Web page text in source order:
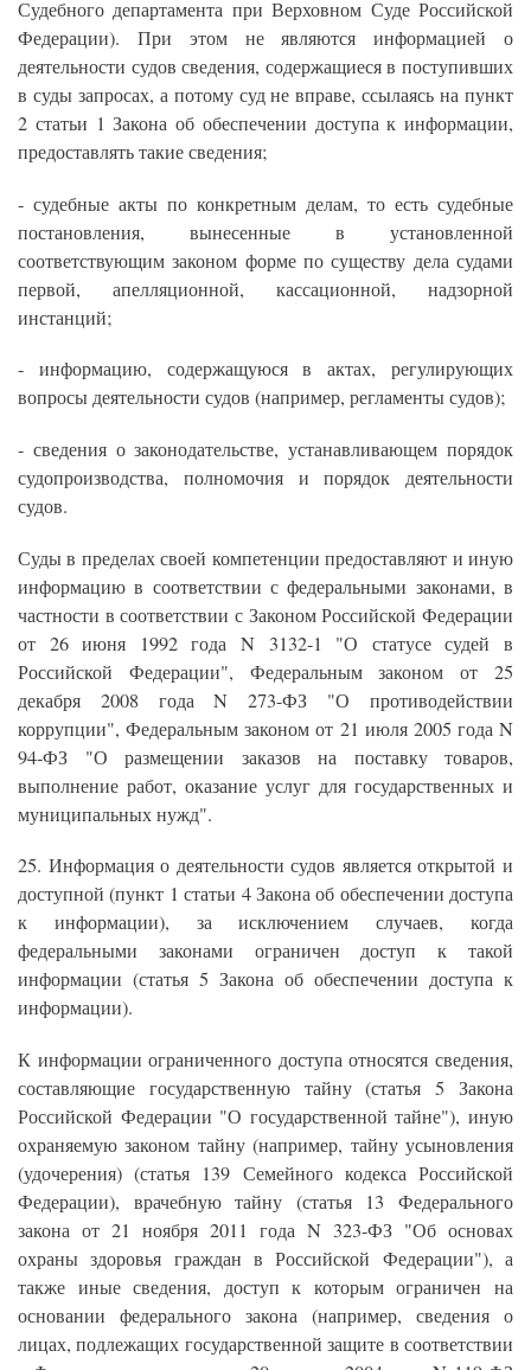
Судебного департамента при Верховном Суде Российской
Федерации). При этом не являются информацией о
деятельности судов сведения, содержащиеся в поступивших
в суды запросах, а потому суд не вправе, ссылаясь на пункт
2 статьи 1 Закона об обеспечении доступа к информации,
предоставлять такие сведения;
- судебные акты по конкретным делам, то есть судебные
постановления, вынесенные в установленной
соответствующим законом форме по существу дела судами
первой, апелляционной, кассационной, надзорной
инстанций;
- информацию, содержащуюся в актах, регулирующих
вопросы деятельности судов (например, регламенты судов);
- сведения о законодательстве, устанавливающем порядок
судопроизводства, полномочия и порядок деятельности
судов.
Суды в пределах своей компетенции предоставляют и иную
информацию в соответствии с федеральными законами, в
частности в соответствии с Законом Российской Федерации
от 26 июня 1992 года N 3132-1 "О статусе судей в
Российской Федерации", Федеральным законом от 25
декабря 2008 года N 273-ФЗ "О противодействии
коррупции", Федеральным законом от 21 июля 2005 года N
94-ФЗ "О размещении заказов на поставку товаров,
выполнение работ, оказание услуг для государственных и
муниципальных нужд".
25. Информация о деятельности судов является открытой и
доступной (пункт 1 статьи 4 Закона об обеспечении доступа
к информации), за исключением случаев, когда
федеральными законами ограничен доступ к такой
информации (статья 5 Закона об обеспечении доступа к
информации).
К информации ограниченного доступа относятся сведения,
составляющие государственную тайну (статья 5 Закона
Российской Федерации "О государственной тайне"), иную
охраняемую законом тайну (например, тайну усыновления
(удочерения) (статья 139 Семейного кодекса Российской
Федерации), врачебную тайну (статья 13 Федерального
закона от 21 ноября 2011 года N 323-ФЗ "Об основах
охраны здоровья граждан в Российской Федерации"), а
также иные сведения, доступ к которым ограничен на
основании федерального закона (например, сведения о
лицах, подлежащих государственной защите в соответствии